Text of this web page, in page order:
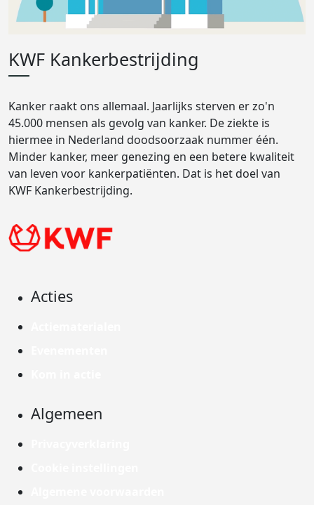
KWF Kankerbestrijding
Kanker raakt ons allemaal. Jaarlijks sterven er zo'n
45.000 mensen als gevolg van kanker. De ziekte is
hiermee in Nederland doodsoorzaak nummer één.
Minder kanker, meer genezing en een betere kwaliteit
van leven voor kankerpatiënten. Dat is het doel van
KWF Kankerbestrijding.
Acties
Algemeen